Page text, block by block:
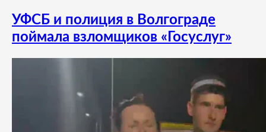
УФСБ и полиция в Волгограде
поймала взломщиков «Госуслуг»